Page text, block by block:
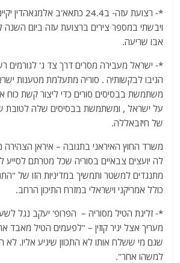
*- רצועת עזה- ב24.4 כתאא'ב
ויבשתי במספר צירים ברצועת עזה ביום
אבו שריעה.
*- ישראל מעבירה מסרים דרך צד ג' לגורמים
הגיבו לבקשותיה . סוריה מתעלמת מטענות
משתמשת בבסיסים סורים כדי ליצור קשת כוח
על ישראל , ומשתמשת בבסיסים שלה לטובת
של חיזבאללה.
משרד החוץ האיראני בתגובה – איראן
לה יועצים צבאיים בסוריה שכל מטרתם לסייע
מתנגדים למשטר ותמשיך במדיניות הזו של
כולל אמריקני וישראלי במזרח התיכון הרחב.
*- זליגת הטיל מסוריה – הפרופ' יעקב נגל
מעריך אצל יניר קוזין – "לפעמים הטיל מאבד
שגם מי ששלח אותו לא התכוון שיגיע אליו. לא
למשהו אחר".